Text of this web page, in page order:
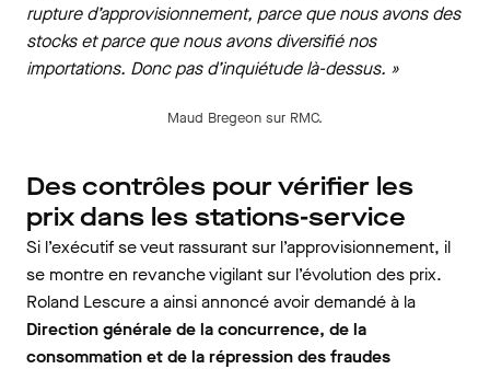
rupture d’approvisionnement, parce que nous avons des
stocks et parce que nous avons diversifié nos
importations. Donc pas d’inquiétude là-dessus. »
Maud Bregeon sur RMC.
Des contrôles pour vérifier les
prix dans les stations-service
Si l’exécutif se veut rassurant sur l’approvisionnement, il
se montre en revanche vigilant sur l’évolution des prix.
Roland Lescure a ainsi annoncé avoir demandé à la
Direction générale de la concurrence, de la
consommation et de la répression des fraudes